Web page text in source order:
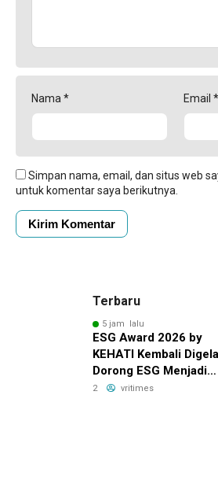
Nama * Email *
Simpan nama, email, dan situs web
untuk komentar saya berikutnya.
Terbaru
5 jam lalu
ESG Award 2026 by
KEHATI Kembali
Dorong ESG Menjadi
Standar Baru Daya
2 vritimes